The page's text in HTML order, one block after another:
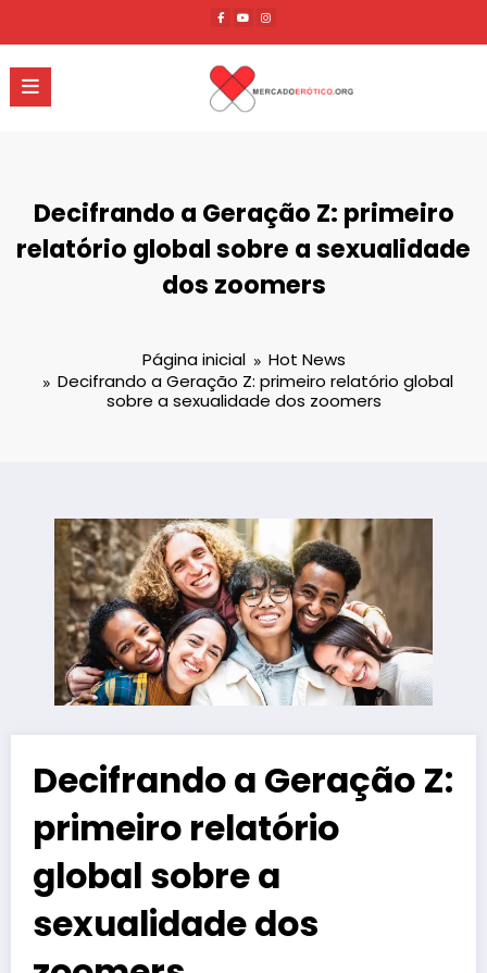
o
conteúdo
Decifrando a Geração Z: primeiro
relatório global sobre a sexualidade
dos zoomers
Página inicial
Hot News
Decifrando a Geração Z: primeiro relatório global
sobre a sexualidade dos zoomers
Decifrando a Geração Z:
primeiro relatório
global sobre a
sexualidade dos